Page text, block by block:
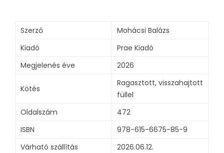
Szerző
Mohácsi Balázs
Kiadó
Prae Kiadó
Megjelenés éve
2026
Kötés
Ragasztott, visszahajtott
füllel
Oldalszám
472
ISBN
978-615-6675-85-9
Várható szállítás
2026.06.12.